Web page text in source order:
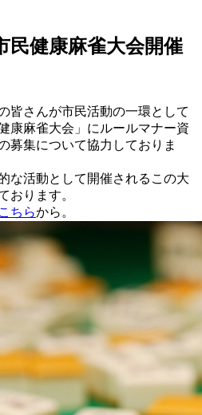
民健康麻雀大会開催
皆さんが市民活動の一環として
康麻雀大会」にルールマナー資
募集について協力しておりま
な活動として開催されるこの大
おります。
こちらから。